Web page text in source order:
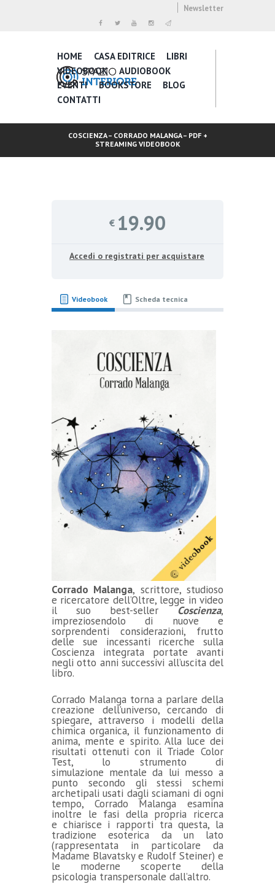
Newsletter
HOME CASA EDITRICE
LIBRI
VIDEOBOOK
AUDIOBOOK
EVENTI
BOOKSTORE
BLOG
CONTATTI
COSCIENZA – CORRADO MALANGA – PDF +
STREAMING VIDEOBOOK
€ 19.90
Accedi o registrati per acquistare
Videobook Scheda tecnica
Corrado Malanga, scrittore, studioso
e ricercatore dell’Oltre, legge in video
il suo best-sellerCoscienza,
impreziosendolo di nuove e
sorprendenti considerazioni, frutto
delle sue incessanti ricerche sulla
Coscienza integrata portate avanti
negli otto anni successivi all’uscita del
libro.
Corrado Malanga torna a parlare della
creazione dell’universo, cercando di
spiegare, attraverso i modelli della
chimica organica, il funzionamento di
anima, mente e spirito. Alla luce dei
risultati ottenuti con il Triade Color
Test, lo strumento di
simulazione mentale da lui messo a
punto secondo gli stessi schemi
archetipali usati dagli sciamani di ogni
tempo, Corrado Malanga esamina
inoltre le fasi della propria ricerca
e chiarisce i rapporti tra questa, la
tradizione esoterica da un lato
(rappresentata in particolare da
Madame Blavatsky e Rudolf Steiner) e
le moderne scoperte della
psicologia transpersonale dall’altro.